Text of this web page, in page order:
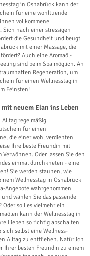
in Osnabrück kann der
für eine wohltuende
vollkommene
Sich nach einer stressigen
die Gesundheit und beugt
mit einer Massage, die
Auch eine Aromaöl-
sind beim Spa möglich. An
Regeneration, um
für einen Wellnesstag in
Feinsten!
neuem Elan ins Leben
Alltag regelmäßig
für einen
die einer wohl verdienten
Ihre beste Freundin mit
Oder lassen Sie den
einmal durchkneten - eine
Sie werden staunen, wie
Wellnesstag in Osnabrück
Angebote wahrgenommen
wählen Sie das passende
Oder soll es vielmehr ein
kann der Wellnesstag in
Lieben so richtig abschalten
sich selbst eine Wellness-
Alltag zu entfliehen. Natürlich
Ihrer besten Freundin zu einem